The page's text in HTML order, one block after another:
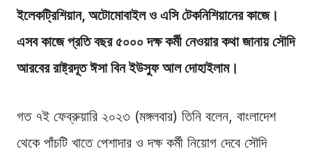
ইলেকট্রিশিয়ান, অটোমোবাইল ও এসি টেকনিশিয়ানের কাজে।
এসব কাজে প্রতি বছর ৫০০০ দক্ষ কর্মী নেওয়ার কথা জানায় সৌদি
আরবের রাষ্ট্রদূত ঈসা বিন ইউসুফ আল দোহাইলাম।
গত ৭ই‌ ফেব্রুয়ারি ২০২৩ (মঙ্গলবার) তিনি বলেন, বাংলাদেশ
থেকে পাঁচটি খাতে পেশাদার ও দক্ষ কর্মী নিয়োগ দেবে সৌদি